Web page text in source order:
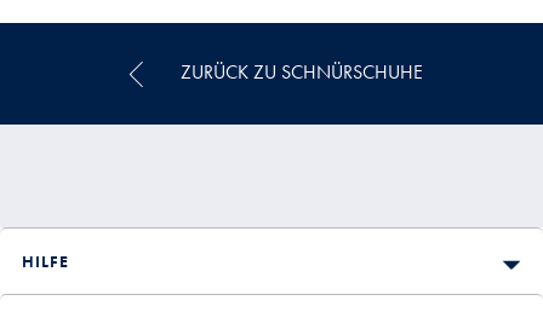
Multikauf
ZURÜCK ZU SCHNÜRSCHUHE
HILFE